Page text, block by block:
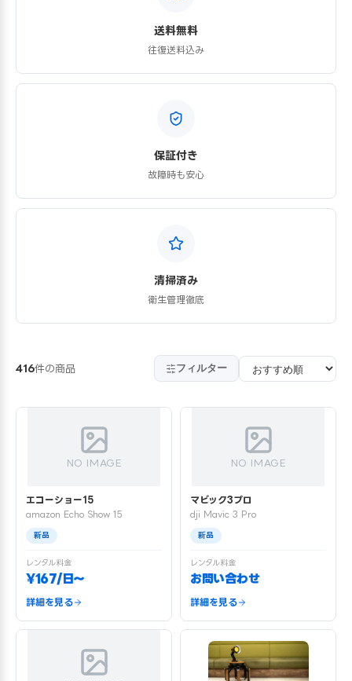
送料無料
往復送料込み
保証付き
故障時も安心
清掃済み
衛生管理徹底
416件の商品 フィルター
NO IMAGE
エコーショー15
amazon Echo Show 15
新品
レンタル料金
¥167/日〜
詳細を見る
NO IMAGE
マビック3プロ
dji Mavic 3 Pro
新品
レンタル料金
お問い合わせ
詳細を見る